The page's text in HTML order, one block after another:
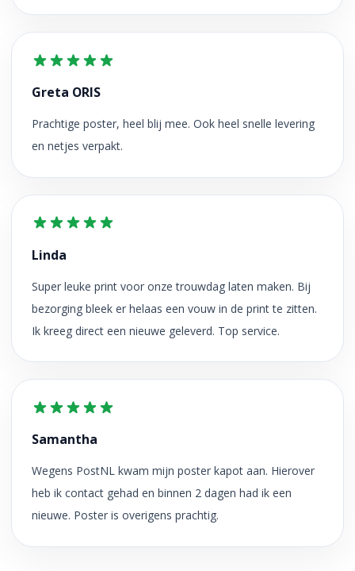
Greta ORIS
Prachtige poster, heel blij mee. Ook heel snelle levering
en netjes verpakt.
Linda
Super leuke print voor onze trouwdag laten maken. Bij
bezorging bleek er helaas een vouw in de print te zitten.
Ik kreeg direct een nieuwe geleverd. Top service.
Samantha
Wegens PostNL kwam mijn poster kapot aan. Hierover
heb ik contact gehad en binnen 2 dagen had ik een
nieuwe. Poster is overigens prachtig.